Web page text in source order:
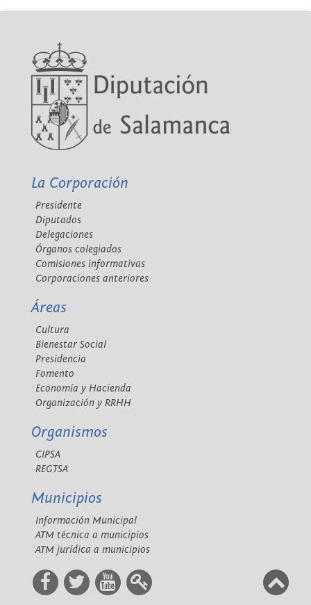
La Corporación
Presidente
Diputados
Delegaciones
Órganos colegiados
Comisiones informativas
Corporaciones anteriores
Áreas
Cultura
Bienestar Social
Presidencia
Fomento
Economía y Hacienda
Organización y RRHH
Organismos
CIPSA
REGTSA
Municipios
Información Municipal
ATM técnica a municipios
ATM jurídica a municipios